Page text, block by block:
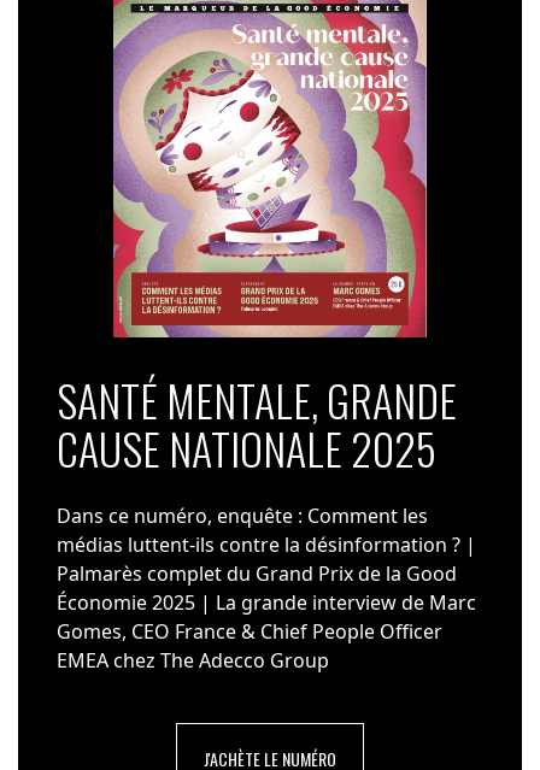
SANTÉ MENTALE, GRANDE
CAUSE NATIONALE 2025
Dans ce numéro, enquête : Comment les
médias luttent-ils contre la désinformation ? |
Palmarès complet du Grand Prix de la Good
Économie 2025 | La grande interview de Marc
Gomes, CEO France & Chief People Officer
EMEA chez The Adecco Group
J'ACHÈTE LE NUMÉRO